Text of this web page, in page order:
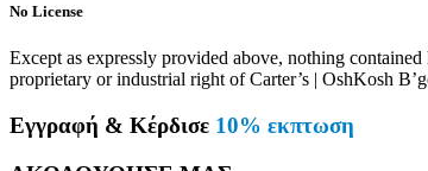
No License
Except as expressly provided above, nothing
proprietary or industrial right of Carter’s | OshKosh
Εγγραφή & Κέρδισε 10% εκπτωση